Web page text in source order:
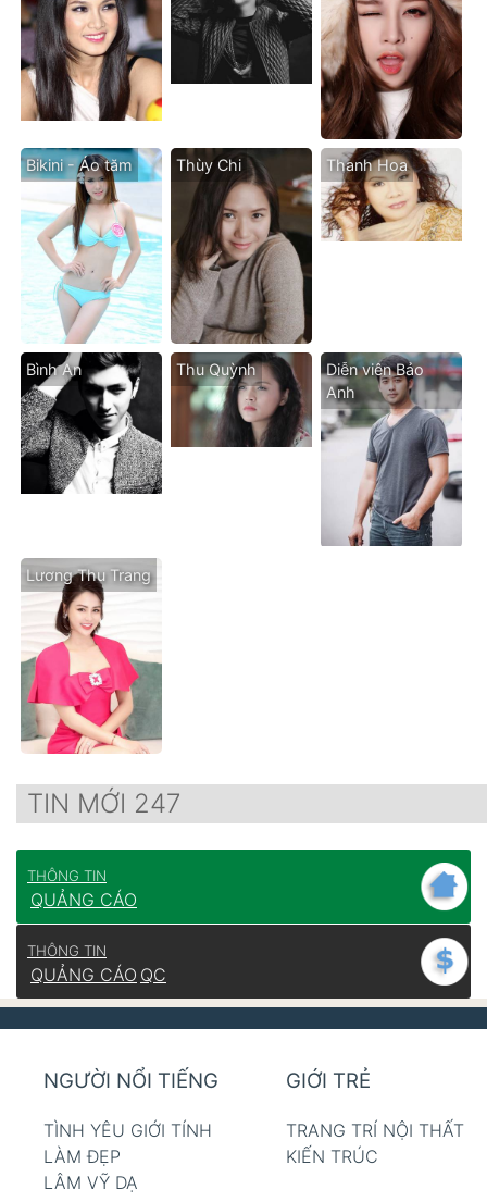
Bikini - Áo tăm Thùy Chi Thanh Hoa
Bình An Thu Quỳnh
Diễn viên Bảo
Anh
Lương Thu Trang
TIN MỚI 247
THÔNG TIN
QUẢNG CÁO
THÔNG TIN
QUẢNG CÁO QC
NGƯỜI NỔI TIẾNG
TÌNH YÊU GIỚI TÍNH
LÀM ĐẸP
LÂM VỸ DẠ
GIỚI TRẺ
TRANG TRÍ NỘI THẤT
KIẾN TRÚC